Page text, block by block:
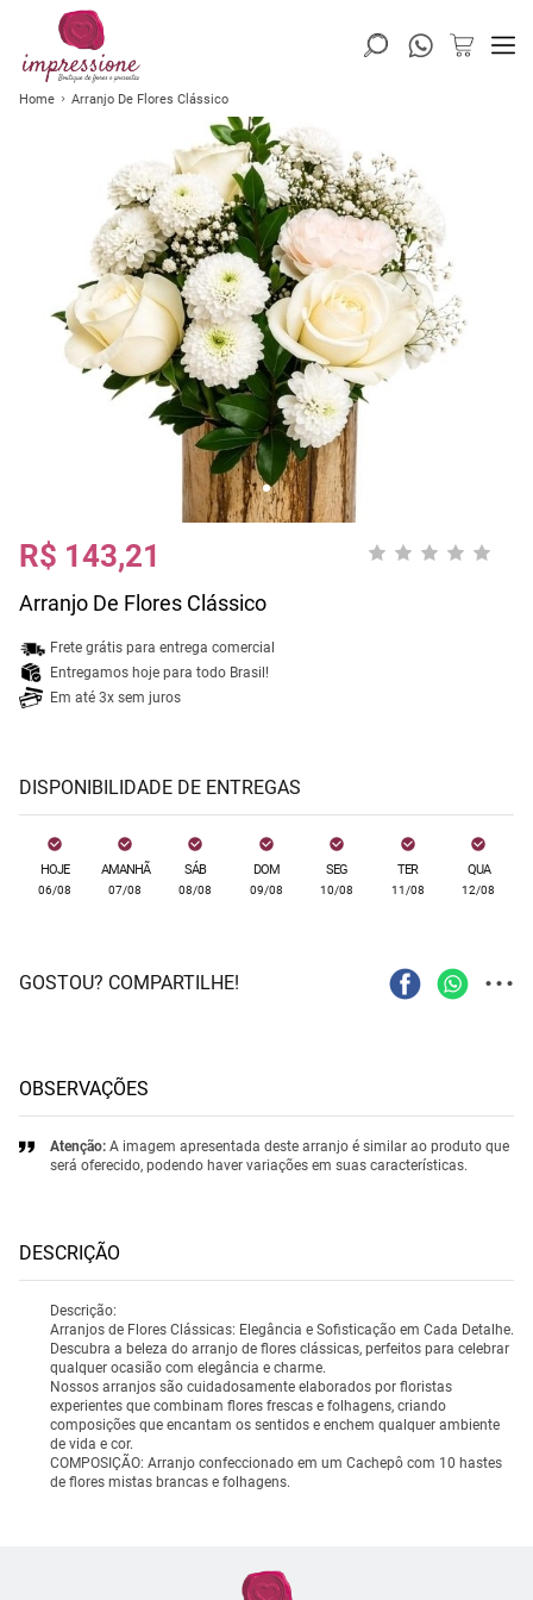
Home Arranjo De Flores Clássico
R$ 143,21
Arranjo De Flores Clássico
Frete grátis para entrega comercial
Entregamos hoje para todo Brasil!
Em até 3x sem juros
DISPONIBILIDADE DE ENTREGAS
HOJE
06/08
AMANHÃ
07/08
SÁB
08/08
DOM
09/08
SEG
10/08
TER
11/08
QUA
12/08
GOSTOU? COMPARTILHE! ...
OBSERVAÇÕES
Atenção: A imagem apresentada deste arranjo é similar ao produto que
será oferecido, podendo haver variações em suas características.
DESCRIÇÃO
Descrição:
Arranjos de Flores Clássicas: Elegância e Sofisticação em Cada Detalhe.
Descubra a beleza do arranjo de flores clássicas, perfeitos para celebrar
qualquer ocasião com elegância e charme.
Nossos arranjos são cuidadosamente elaborados por floristas
experientes que combinam flores frescas e folhagens, criando
composições que encantam os sentidos e enchem qualquer ambiente
de vida e cor.
COMPOSIÇÃO: Arranjo confeccionado em um Cachepô com 10 hastes
de flores mistas brancas e folhagens.